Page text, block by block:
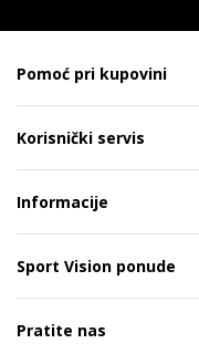
Pomoć pri kupovini
Korisnički servis
Informacije
Sport Vision ponude
Pratite nas